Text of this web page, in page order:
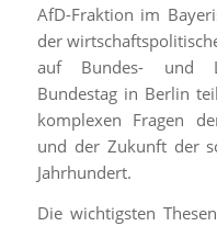
AfD-Fraktion im
der
auf Bundes- und
Bundestag in Berlin
komplexen Fragen
und der Zukunft der
Jahrhundert.
Die wichtigsten